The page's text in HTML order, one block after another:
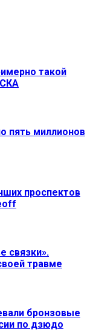
такой
пять миллионов
проспектов
связки».
травме
бронзовые
по дзюдо